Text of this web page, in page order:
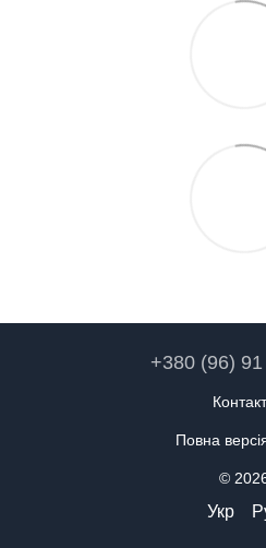
+380 (96)
Повна
©
Укр